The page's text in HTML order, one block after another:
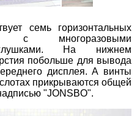
семь горизонтальных
с многоразовыми
На нижнем
побольше для вывода
дисплея. А винты
прикрываются общей
"JONSBO".